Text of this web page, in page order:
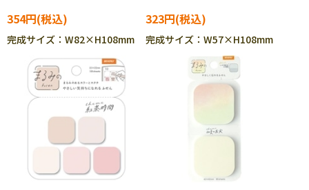
354円
完成サイズ：W82×H108mm
323円
完成サイズ：W57×H108mm